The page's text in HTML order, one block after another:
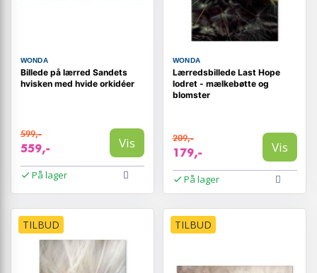
WONDA
Billede på lærred Sandets
hvisken med hvide orkidéer
599,-
559,- Vis
På lager
WONDA
Lærredsbillede Last Hope
lodret - mælkebøtte og
blomster
209,-
179,- Vis
På lager
TILBUD TILBUD